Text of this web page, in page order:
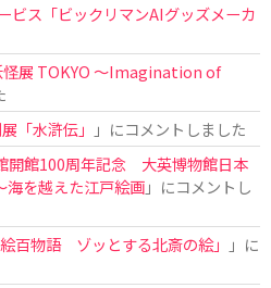
ビス「ビックリマンAIグッズメーカ
怪展 TOKYO 〜Imagination of
「水滸伝」
」にコメントしました
開館100周年記念 大英博物館日本
を越えた江戸絵画」にコメントし
百物語 ゾッとする北斎の絵」
」に